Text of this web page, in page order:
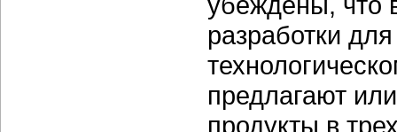
разработки
предлагают
продукты в